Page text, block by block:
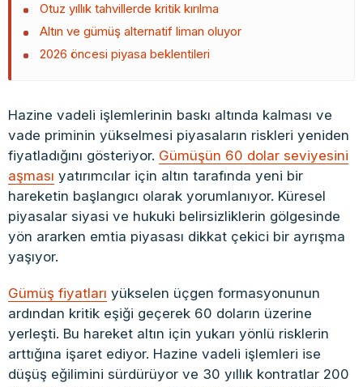
Otuz yıllık tahvillerde kritik kırılma
Altın ve gümüş alternatif liman oluyor
2026 öncesi piyasa beklentileri
Hazine vadeli işlemlerinin baskı altında kalması ve
vade priminin yükselmesi piyasaların riskleri yeniden
fiyatladığını gösteriyor. Gümüşün 60 dolar seviyesini
aşması yatırımcılar için altın tarafında yeni bir
hareketin başlangıcı olarak yorumlanıyor. Küresel
piyasalar siyasi ve hukuki belirsizliklerin gölgesinde
yön ararken emtia piyasası dikkat çekici bir ayrışma
yaşıyor.
Gümüş fiyatları yükselen üçgen formasyonunun
ardından kritik eşiği geçerek 60 doların üzerine
yerleşti. Bu hareket altın için yukarı yönlü risklerin
arttığına işaret ediyor. Hazine vadeli işlemleri ise
düşüş eğilimini sürdürüyor ve 30 yıllık kontratlar 200